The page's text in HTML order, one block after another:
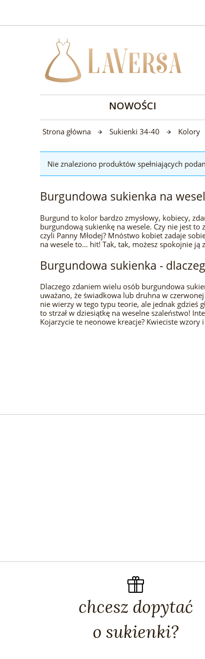
NOWOŚCI
Strona główna Sukienki 34-40 Kolory
Nie znaleziono produktów spełniających
Burgundowa sukienka na
Burgund to kolor bardzo zmysłowy, kobiecy,
burgundową sukienkę na wesele. Czy nie jest
czyli Panny Młodej? Mnóstwo kobiet zadaje
na wesele to... hit! Tak, tak, możesz spokojnie ją
Burgundowa sukienka -
Dlaczego zdaniem wielu osób burgundowa
uważano, że świadkowa lub druhna w
nie wierzy w tego typu teorie, ale jednak gdzieś
to strzał w dziesiątkę na weselne szaleństwo!
Kojarzycie te neonowe kreacje? Kwieciste wzory
chcesz dopytać
o sukienki?